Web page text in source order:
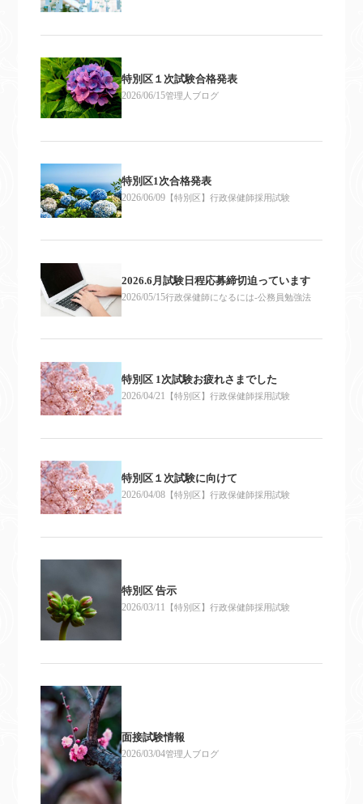
特別区１次試験合格発表
2026/06/15管理人ブログ
特別区1次合格発表
2026/06/09【特別区】行政保健師採用試験
2026.6月試験日程応募締切迫っています
2026/05/15行政保健師になるには-公務員勉強法
特別区 1次試験お疲れさまでした
2026/04/21 【特別区】行政保健師採用試験
特別区１次試験に向けて
2026/04/08【特別区】行政保健師採用試験
特別区 告示
2026/03/11 【特別区】行政保健師採用試験
面接試験情報
2026/03/04管理人ブログ